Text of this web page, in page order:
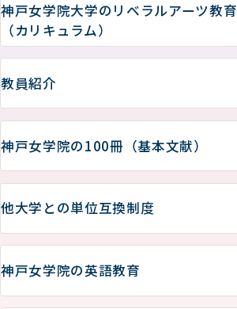
神戸女学院大学のリベラルアーツ教育
（カリキュラム）
教員紹介
神戸女学院の100冊（基本文献）
他大学との単位互換制度
神戸女学院の英語教育